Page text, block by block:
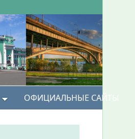
ОФИЦИАЛЬНЫЕ САЙТЫ